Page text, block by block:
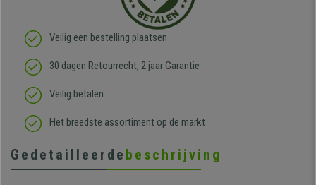
Veilig een bestelling plaatsen
30 dagen Retourrecht, 2 jaar Garantie
Veilig betalen
Het breedste assortiment op de markt
Gedetailleerde beschrijving